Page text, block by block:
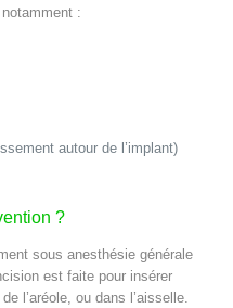
:
autour de l’implant)
?
sous anesthésie générale
est faite pour insérer
l’aréole, ou dans l’aisselle.